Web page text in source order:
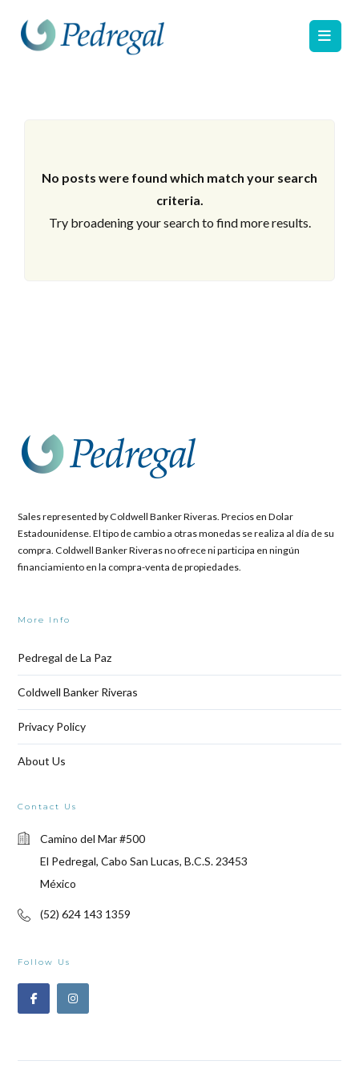
No posts were found which match your search
criteria.
Try broadening your search to find more results.
Sales represented by Coldwell Banker Riveras. Precios en Dolar
Estadounidense. El tipo de cambio a otras monedas se realiza al día de su
compra. Coldwell Banker Riveras no ofrece ni participa en ningún
financiamiento en la compra-venta de propiedades.
More Info
Pedregal de La Paz
Coldwell Banker Riveras
Privacy Policy
About Us
Contact Us
Camino del Mar #500
El Pedregal, Cabo San Lucas, B.C.S. 23453
México
(52) 624 143 1359
Follow Us